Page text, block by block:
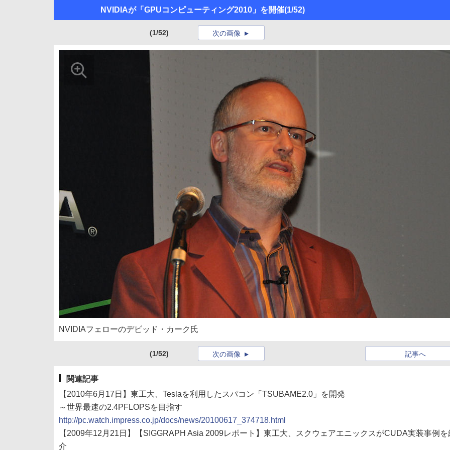
NVIDIAが「GPUコンピューティング2010」を開催(1/52)
(1/52) 次の画像
NVIDIAフェローのデビッド・カーク氏
(1/52) 記事へ
次の画像
関連記事
【2010年6月17日】東工大、Teslaを利用したスパコン「TSUBAME2.0」を開発
～世界最速の2.4PFLOPSを目指す
http://pc.watch.impress.co.jp/docs/news/20100617_374718.html
【2009年12月21日】【SIGGRAPH Asia 2009レポート】東工大、スクウェアエニックスがCUDA実装事例を
介